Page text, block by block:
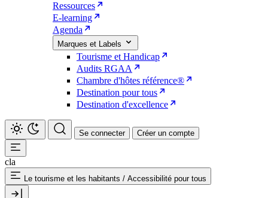
Ressources
E-learning
Agenda
Marques et Labels
Tourisme et Handicap
Audits RGAA
Chambre d'hôtes référence®
Destination pour tous
Destination d'excellence
Se connecter Créer un compte
cla
Le tourisme et les habitants / Accessibilité pour tous